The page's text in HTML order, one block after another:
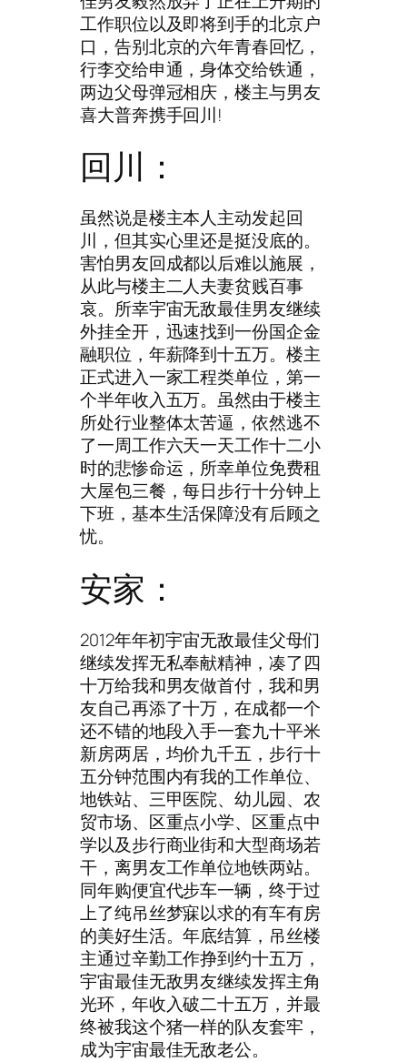
工作职位以及即将到手的北京户
口，告别北京的六年青春回忆，
行李交给申通，身体交给铁通，
两边父母弹冠相庆，楼主与男友
喜大普奔携手回川!
回川：
虽然说是楼主本人主动发起回
川，但其实心里还是挺没底的。
害怕男友回成都以后难以施展，
从此与楼主二人夫妻贫贱百事
哀。所幸宇宙无敌最佳男友继续
外挂全开，迅速找到一份国企金
融职位，年薪降到十五万。楼主
正式进入一家工程类单位，第一
个半年收入五万。虽然由于楼主
所处行业整体太苦逼，依然逃不
了一周工作六天一天工作十二小
时的悲惨命运，所幸单位免费租
大屋包三餐，每日步行十分钟上
下班，基本生活保障没有后顾之
忧。
安家：
2012年年初宇宙无敌最佳父母们
继续发挥无私奉献精神，凑了四
十万给我和男友做首付，我和男
友自己再添了十万，在成都一个
还不错的地段入手一套九十平米
新房两居，均价九千五，步行十
五分钟范围内有我的工作单位、
地铁站、三甲医院、幼儿园、农
贸市场、区重点小学、区重点中
学以及步行商业街和大型商场若
干，离男友工作单位地铁两站。
同年购便宜代步车一辆，终于过
上了纯吊丝梦寐以求的有车有房
的美好生活。年底结算，吊丝楼
主通过辛勤工作挣到约十五万，
宇宙最佳无敌男友继续发挥主角
光环，年收入破二十五万，并最
终被我这个猪一样的队友套牢，
成为宇宙最佳无敌老公。